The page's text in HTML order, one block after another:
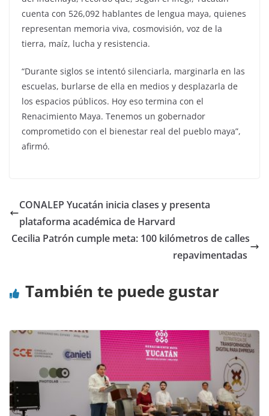
cuenta con 526,092 hablantes de lengua maya, quienes
representan memoria viva, cosmovisión, voz de la
tierra, maíz, lucha y resistencia.
“Durante siglos se intentó silenciarla, marginarla en las
escuelas, burlarse de ella en medios y desplazarla de
los espacios públicos. Hoy eso termina con el
Renacimiento Maya. Tenemos un gobernador
comprometido con el bienestar real del pueblo maya”,
afirmó.
CONALEP Yucatán inicia clases y presenta
plataforma académica de Harvard
Cecilia Patrón cumple meta: 100 kilómetros de calles
repavimentadas
También te puede gustar